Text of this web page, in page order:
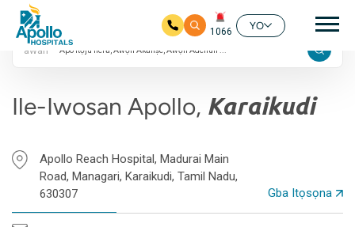
Rekọja si akọkọ akoonu
1066
YO
márùn-ún
àwárí
Ile-Iwosan Apollo, Karaikudi
Apollo Reach Hospital, Madurai Main
Road, Managari, Karaikudi, Tamil Nadu,
630307
Gba Itọsọna